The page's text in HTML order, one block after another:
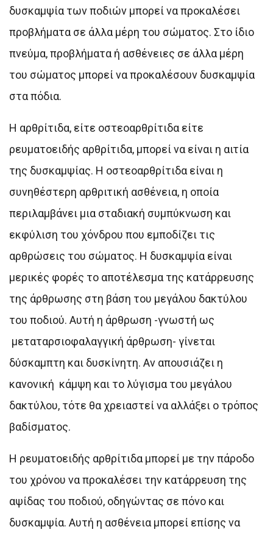
δυσκαμψία των ποδιών μπορεί να προκαλέσει
προβλήματα σε άλλα μέρη του σώματος. Στο ίδιο
πνεύμα, προβλήματα ή ασθένειες σε άλλα μέρη
του σώματος μπορεί να προκαλέσουν δυσκαμψία
στα πόδια.
Η αρθρίτιδα, είτε οστεοαρθρίτιδα είτε
ρευματοειδής αρθρίτιδα, μπορεί να είναι η αιτία
της δυσκαμψίας. Η οστεοαρθρίτιδα είναι η
συνηθέστερη αρθριτική ασθένεια, η οποία
περιλαμβάνει μια σταδιακή συμπύκνωση και
εκφύλιση του χόνδρου που εμποδίζει τις
αρθρώσεις του σώματος. Η δυσκαμψία είναι
μερικές φορές το αποτέλεσμα της κατάρρευσης
της άρθρωσης στη βάση του μεγάλου δακτύλου
του ποδιού. Αυτή η άρθρωση -γνωστή ως
μεταταρσιοφαλαγγική άρθρωση- γίνεται
δύσκαμπτη και δυσκίνητη. Αν απουσιάζει η
κανονική κάμψη και το λύγισμα του μεγάλου
δακτύλου, τότε θα χρειαστεί να αλλάξει ο τρόπος
βαδίσματος.
Η ρευματοειδής αρθρίτιδα μπορεί με την πάροδο
του χρόνου να προκαλέσει την κατάρρευση της
αψίδας του ποδιού, οδηγώντας σε πόνο και
δυσκαμψία. Αυτή η ασθένεια μπορεί επίσης να